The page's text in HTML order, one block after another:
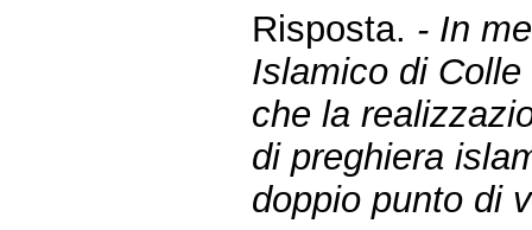
Risposta. - In
Islamico di
che la
di preghiera
doppio punto di